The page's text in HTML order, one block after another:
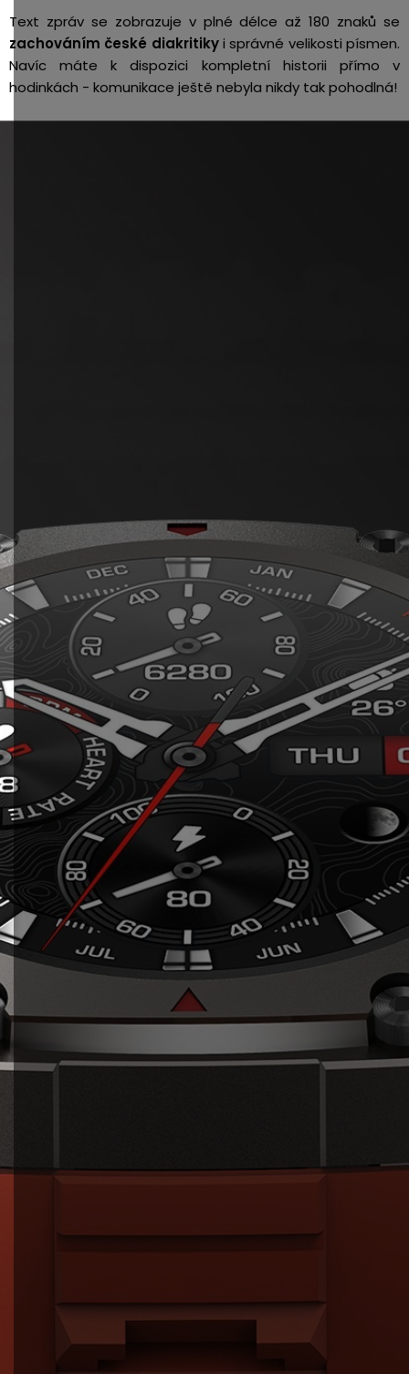
Text zpráv se zobrazuje v plné délce až 180 znaků se
zachováním české diakritikyi správné velikosti písmen.
Navíc máte k dispozici kompletní historii přímo v
hodinkách - komunikace ještě nebyla nikdy tak pohodlná!